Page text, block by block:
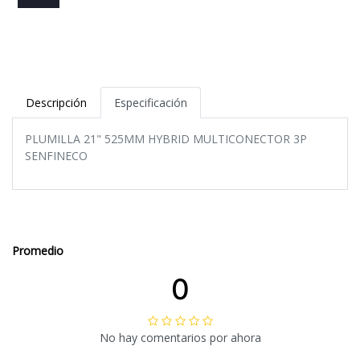
Descripción Especificación
PLUMILLA 21" 525MM HYBRID MULTICONECTOR 3P
SENFINECO
Promedio
0
No hay comentarios por ahora